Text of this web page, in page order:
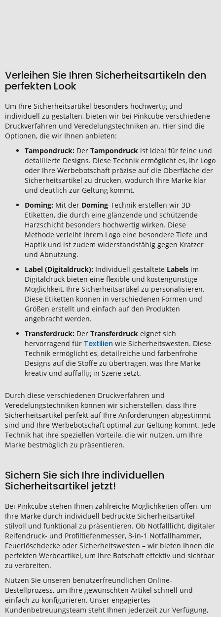
Verleihen Sie Ihren Sicherheitsartikeln den
perfekten Look
Um Ihre Sicherheitsartikel besonders hochwertig und
individuell zu gestalten, bieten wir bei Pinkcube verschiedene
Druckverfahren und Veredelungstechniken an. Hier sind die
Optionen, die wir Ihnen anbieten:
Tampondruck: Der Tampondruck ist ideal für feine und
detaillierte Designs. Diese Technik ermöglicht es, Ihr Logo
oder Ihre Werbebotschaft präzise auf die Oberfläche der
Sicherheitsartikel zu drucken, wodurch Ihre Marke klar
und deutlich zur Geltung kommt.
Doming: Mit der Doming-Technik erstellen wir 3D-
Etiketten, die durch eine glänzende und schützende
Harzschicht besonders hochwertig wirken. Diese
Methode verleiht Ihrem Logo eine besondere Tiefe und
Haptik und ist zudem widerstandsfähig gegen Kratzer
und Abnutzung.
Label (Digitaldruck): Individuell gestaltete Labels im
Digitaldruck bieten eine flexible und kostengünstige
Möglichkeit, Ihre Sicherheitsartikel zu personalisieren.
Diese Etiketten können in verschiedenen Formen und
Größen erstellt und einfach auf den Produkten
angebracht werden.
Transferdruck: Der Transferdruck eignet sich
hervorragend für Textilien wie Sicherheitswesten. Diese
Technik ermöglicht es, detailreiche und farbenfrohe
Designs auf die Stoffe zu übertragen, was Ihre Marke
kreativ und auffällig in Szene setzt.
Durch diese verschiedenen Druckverfahren und
Veredelungstechniken können wir sicherstellen, dass Ihre
Sicherheitsartikel perfekt auf Ihre Anforderungen abgestimmt
sind und Ihre Werbebotschaft optimal zur Geltung kommt. Jede
Technik hat ihre speziellen Vorteile, die wir nutzen, um Ihre
Marke bestmöglich zu präsentieren.
Sichern Sie sich Ihre individuellen
Sicherheitsartikel jetzt!
Bei Pinkcube stehen Ihnen zahlreiche Möglichkeiten offen, um
Ihre Marke durch individuell bedruckte Sicherheitsartikel
stilvoll und funktional zu präsentieren. Ob Notfalllicht, digitaler
Reifendruck- und Profiltiefenmesser, 3-in-1 Notfallhammer,
Feuerlöschdecke oder Sicherheitswesten – wir bieten Ihnen die
perfekten Werbeartikel, um Ihre Botschaft effektiv und sichtbar
zu verbreiten.
Nutzen Sie unseren benutzerfreundlichen Online-
Bestellprozess, um Ihre gewünschten Artikel schnell und
einfach zu konfigurieren. Unser engagiertes
Kundenbetreuungsteam steht Ihnen jederzeit zur Verfügung,